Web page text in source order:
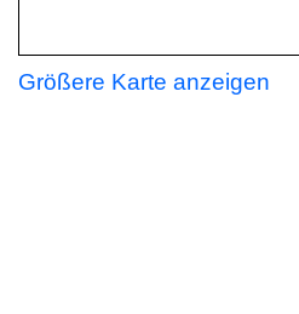
Größere Karte anzeigen